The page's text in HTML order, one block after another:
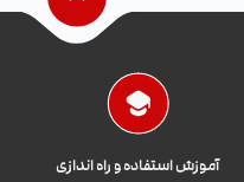
آموزش استفاده و راه اندازی